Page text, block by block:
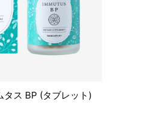
タス BP (タブレット)